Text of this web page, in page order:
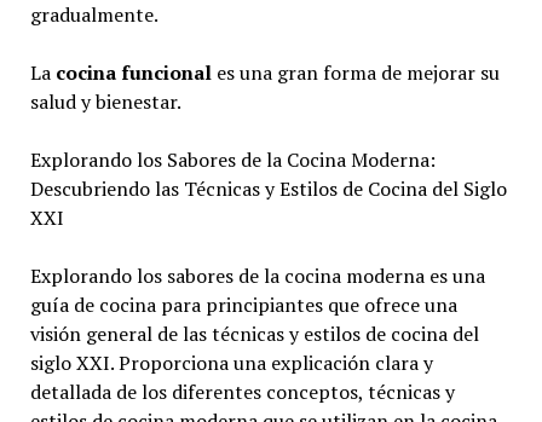
gradualmente.
La cocina funcionales una gran forma de mejorar su
salud y bienestar.
Explorando los Sabores de la Cocina Moderna:
Descubriendo las Técnicas y Estilos de Cocina del Siglo
XXI
Explorando los sabores de la cocina moderna es una
guía de cocina para principiantes que ofrece una
visión general de las técnicas y estilos de cocina del
siglo XXI. Proporciona una explicación clara y
detallada de los diferentes conceptos, técnicas y